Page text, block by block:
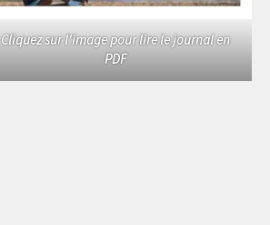
Cliquez sur l'image pour lire le journal en
PDF